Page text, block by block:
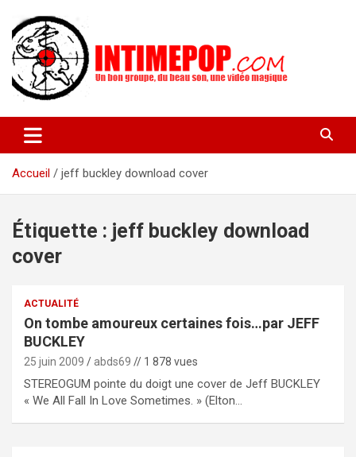
contenu
intimepop.com
actuelles pop rock, post-rock, indé sur Lyon. rock pop concert
lyon
Accueil
jeff buckley download cover
Étiquette : jeff buckley download
cover
ACTUALITÉ
On tombe amoureux certaines fois…par JEFF
BUCKLEY
25 juin 2009 abds69 // 1 878 vues
STEREOGUM pointe du doigt une cover de Jeff BUCKLEY
« We All Fall In Love Sometimes. » (Elton…